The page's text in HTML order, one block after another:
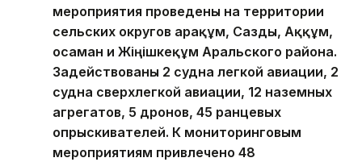
мероприятия проведены на территории
сельских округов Қарақұм, Сазды, Аққұм,
Қосаман и Жіңішкеқұм Аральского района.
Задействованы 2 судна легкой авиации, 2
судна сверхлегкой авиации, 12 наземных
агрегатов, 5 дронов, 45 ранцевых
опрыскивателей. К мониторинговым
мероприятиям привлечено 48